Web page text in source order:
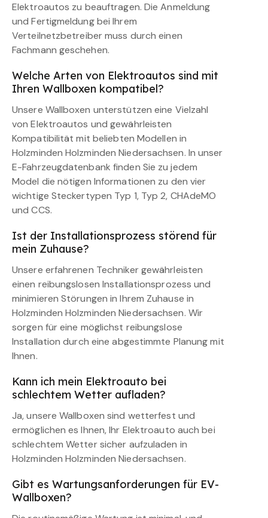
Elektroautos zu beauftragen. Die Anmeldung
und Fertigmeldung bei Ihrem
Verteilnetzbetreiber muss durch einen
Fachmann geschehen.
Welche Arten von Elektroautos sind mit
Ihren Wallboxen kompatibel?
Unsere Wallboxen unterstützen eine Vielzahl
von Elektroautos und gewährleisten
Kompatibilität mit beliebten Modellen in
Holzminden Holzminden Niedersachsen. In unser
E-Fahrzeugdatenbank finden Sie zu jedem
Model die nötigen Informationen zu den vier
wichtige Steckertypen Typ 1, Typ 2, CHAdeMO
und CCS.
Ist der Installationsprozess störend für
mein Zuhause?
Unsere erfahrenen Techniker gewährleisten
einen reibungslosen Installationsprozess und
minimieren Störungen in Ihrem Zuhause in
Holzminden Holzminden Niedersachsen. Wir
sorgen für eine möglichst reibungslose
Installation durch eine abgestimmte Planung mit
Ihnen.
Kann ich mein Elektroauto bei
schlechtem Wetter aufladen?
Ja, unsere Wallboxen sind wetterfest und
ermöglichen es Ihnen, Ihr Elektroauto auch bei
schlechtem Wetter sicher aufzuladen in
Holzminden Holzminden Niedersachsen.
Gibt es Wartungsanforderungen für EV-
Wallboxen?